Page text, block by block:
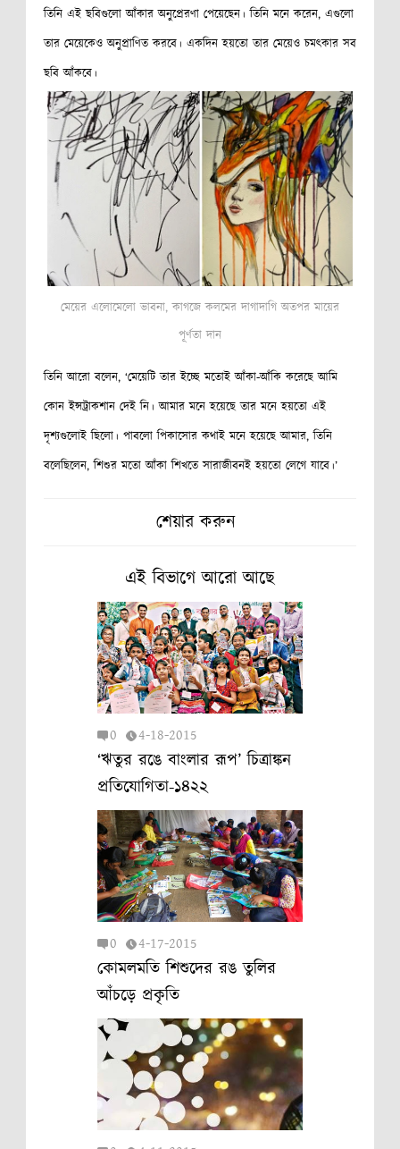
তিনি এই ছবিগুলো আঁকার অনুপ্রেরণা পেয়েছেন। তিনি মনে করেন, এগুলো
তার মেয়েকেও অনুপ্রাণিত করবে। একদিন হয়তো তার মেয়েও চমৎকার সব
ছবি আঁকবে।
মেয়ের এলোমেলো ভাবনা, কাগজে কলমের দাগাদাগি অতপর মায়ের
পূর্ণতা দান
তিনি আরো বলেন, ‘মেয়েটি তার ইচ্ছে মতোই আঁকা-আঁকি করেছে আমি
কোন ইন্সট্রাকশান দেই নি। আমার মনে হয়েছে তার মনে হয়তো এই
দৃশ্যগুলোই ছিলো। পাবলো পিকাসোর কথাই মনে হয়েছে আমার, তিনি
বলেছিলেন, শিশুর মতো আঁকা শিখতে সারাজীবনই হয়তো লেগে যাবে।’
শেয়ার করুন
এই বিভাগে আরো আছে
0 4-18-2015
‘ঋতুর রঙে বাংলার রূপ’ চিত্রাঙ্কন
প্রতিযোগিতা-১৪২২
0 4-17-2015
কোমলমতি শিশুদের রঙ তুলির
আঁচড়ে প্রকৃতি